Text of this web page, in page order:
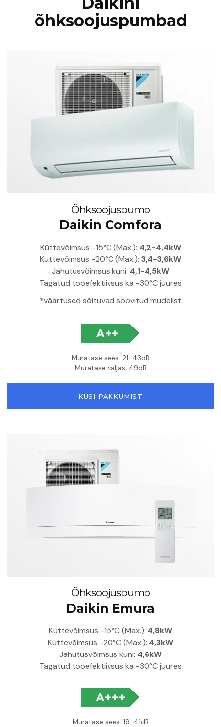
õhksoojuspumbad
Õhksoojuspump
Daikin Comfora
Küttevõimsus -15°C (Max.): 4,2-4,4kW
Küttevõimsus -20°C (Max.): 3,4-3,6kW
Jahutusvõimsus kuni: 4,1-4,5kW
Tagatud tööefektiivsus ka -30°C juures
*väärtused sõltuvad soovitud mudelist
Müratase sees: 21-43dB
Müratase väljas: 49dB
KÜSI PAKKUMIST
Õhksoojuspump
Daikin Emura
Küttevõimsus -15°C (Max.): 4,8kW
Küttevõimsus -20°C (Max.): 4,3kW
Jahutusvõimsus kuni: 4,6kW
Tagatud tööefektiivsus ka -30°C juures
Müratase sees: 19-41dB